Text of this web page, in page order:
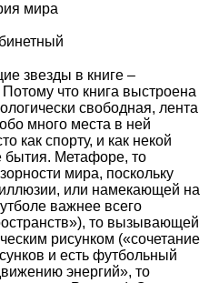
мира
звезды в книге –
что книга выстроена
свободная, лента
много места в ней
как спорту, и как некой
бытия. Метафоре, то
мира, поскольку
иллюзии, или намекающей на
важнее всего
то вызывающей
рисунком («сочетание
и есть футбольный
энергий», то